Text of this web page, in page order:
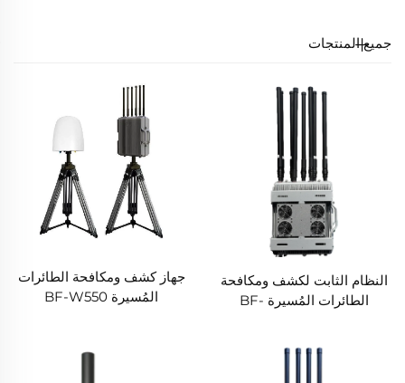
جميع المنتجات
النظام الثابت لكشف ومكافحة
الطائرات المُسيرة BF-
جهاز كشف ومكافحة الطائرات
المُسيرة BF-W550